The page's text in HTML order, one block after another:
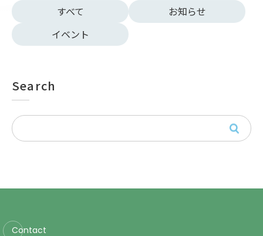
すべて
お知らせ
イベント
Search
Contact